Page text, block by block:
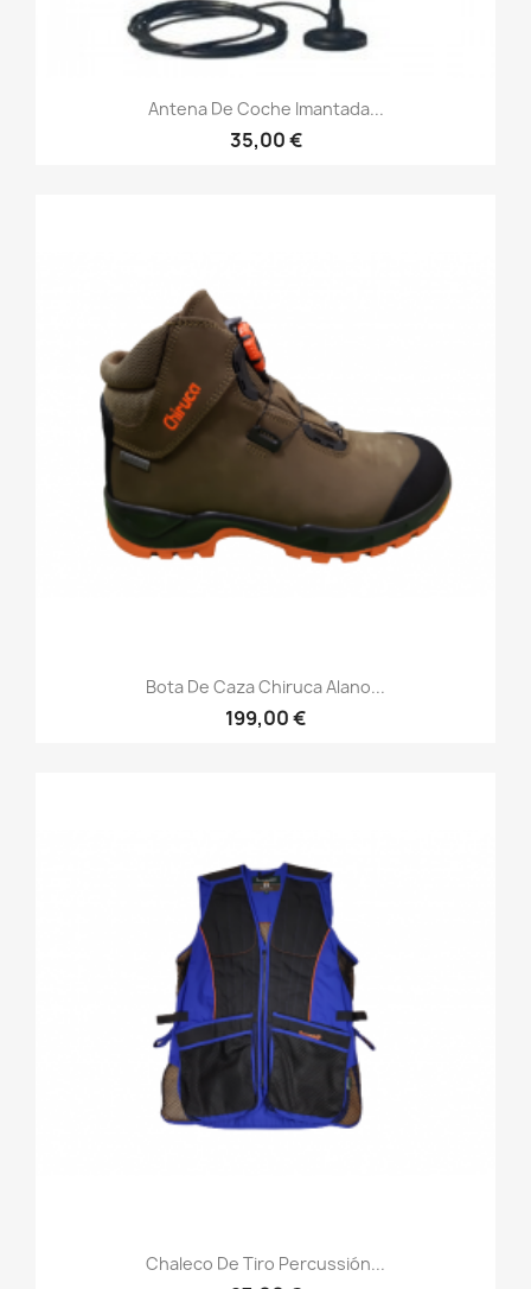
Antena De Coche Imantada...
35,00 €
Bota De Caza Chiruca Alano...
199,00 €
Chaleco De Tiro Percussión...